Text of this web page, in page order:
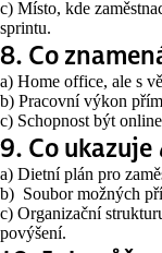
c) Místo, kde
sprintu.
8. Co
a) Home office, ale s
b) Pracovní výkon
c) Schopnost být
9. Co ukazuje
a) Dietní plán pro
b) Soubor možných
c) Organizační
povýšení.